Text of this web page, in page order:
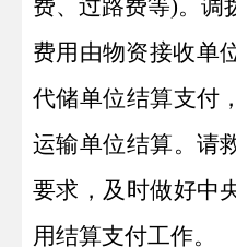
费、过路费等)。调
费用由物资接收单
代储单位结算支付
运输单位结算。请
要求，及时做好中
用结算支付工作。